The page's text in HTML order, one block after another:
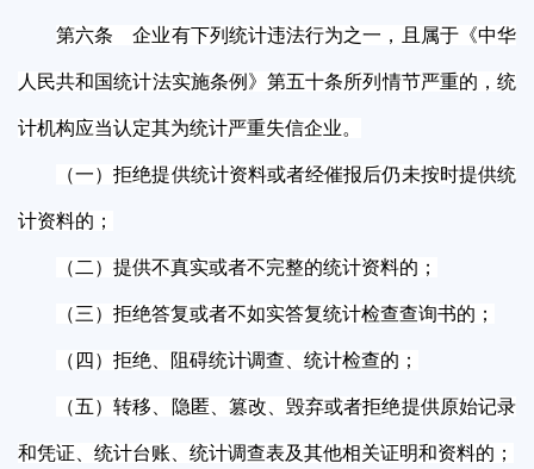
第六条 企业有下列统计违法行为之一，且属于《中华
人民共和国统计法实施条例》第五十条所列情节严重的，统
计机构应当认定其为统计严重失信企业。
（一）拒绝提供统计资料或者经催报后仍未按时提供统
计资料的；
（二）提供不真实或者不完整的统计资料的；
（三）拒绝答复或者不如实答复统计检查查询书的；
（四）拒绝、阻碍统计调查、统计检查的；
（五）转移、隐匿、篡改、毁弃或者拒绝提供原始记录
和凭证、统计台账、统计调查表及其他相关证明和资料的；